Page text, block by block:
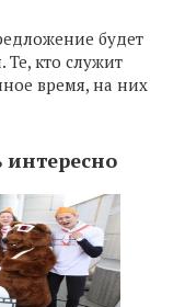
будет
Те, кто служит
время, на них